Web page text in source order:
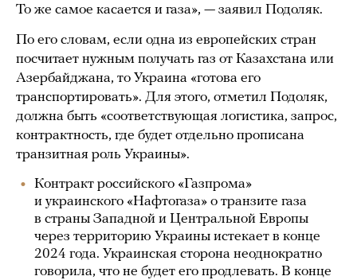
То же самое касается и газа», — заявил Подоляк.
По его словам, если одна из европейских стран
посчитает нужным получать газ от Казахстана или
Азербайджана, то Украина «готова его
транспортировать». Для этого, отметил Подоляк,
должна быть «соответствующая логистика, запрос,
контрактность, где будет отдельно прописана
транзитная роль Украины».
Контракт российского «Газпрома»
и украинского «Нафтогаза» о транзите газа
в страны Западной и Центральной Европы
через территорию Украины истекает в конце
2024 года. Украинская сторона неоднократно
говорила, что не будет его продлевать. В конце